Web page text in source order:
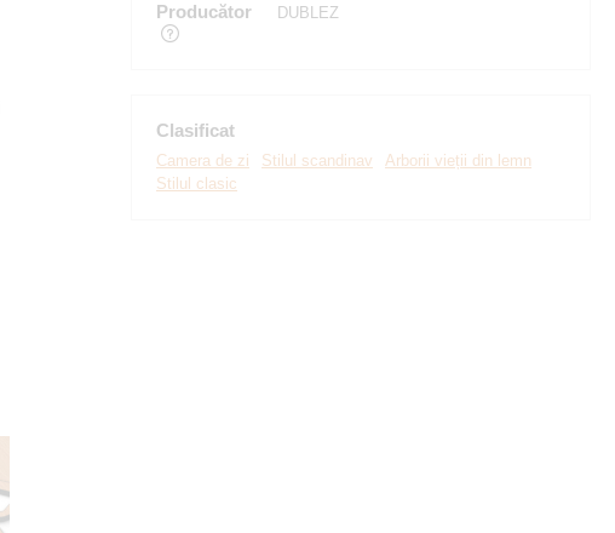
Producător DUBLEZ
Clasificat
Camera de zi Stilul scandinav
Arborii vieții din lemn
Stilul clasic